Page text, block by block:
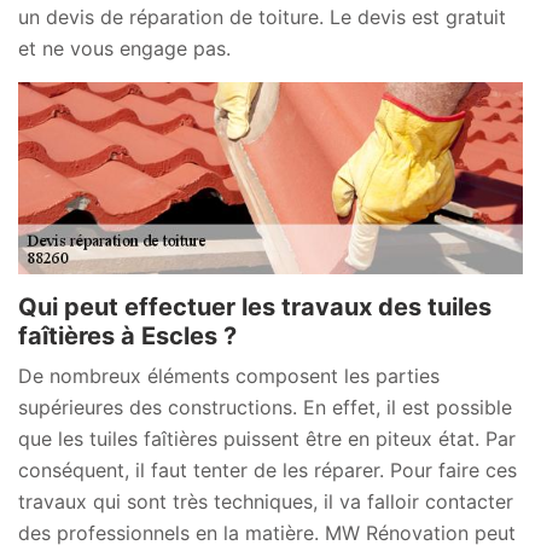
un devis de réparation de toiture. Le devis est gratuit
et ne vous engage pas.
Qui peut effectuer les travaux des tuiles
faîtières à Escles ?
De nombreux éléments composent les parties
supérieures des constructions. En effet, il est possible
que les tuiles faîtières puissent être en piteux état. Par
conséquent, il faut tenter de les réparer. Pour faire ces
travaux qui sont très techniques, il va falloir contacter
des professionnels en la matière. MW Rénovation peut